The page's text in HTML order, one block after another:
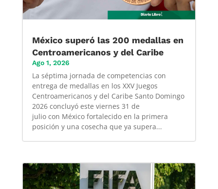
México superó las 200 medallas en
Centroamericanos y del Caribe
Ago 1, 2026
La séptima jornada de competencias con
entrega de medallas en los XXV Juegos
Centroamericanos y del Caribe Santo Domingo
2026 concluyó este viernes 31 de
julio con México fortalecido en la primera
posición y una cosecha que ya supera...